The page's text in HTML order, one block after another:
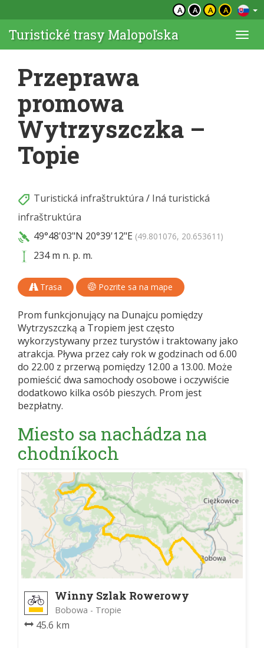
A A A A
Turistické trasy Malopoľska
Przeprawa
promowa
Wytrzyszczka –
Topie
Turistická infraštruktúra / Iná turistická
infraštruktúra
49°48'03"N 20°39'12"E (49.801076, 20.653611)
234 m n. p. m.
Trasa Pozrite sa na mape
Prom funkcjonujący na Dunajcu pomiędzy
Wytrzyszczką a Tropiem jest często
wykorzystywany przez turystów i traktowany jako
atrakcja. Pływa przez cały rok w godzinach od 6.00
do 22.00 z przerwą pomiędzy 12.00 a 13.00. Może
pomieścić dwa samochody osobowe i oczywiście
dodatkowo kilka osób pieszych. Prom jest
bezpłatny.
Miesto sa nachádza na
chodníkoch
Winny Szlak Rowerowy
Bobowa - Tropie
45.6 km